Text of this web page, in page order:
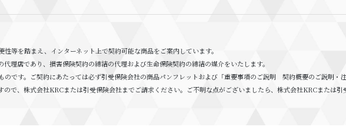
等を踏まえ、インターネット上で契約可能な商品をご案内しています。
理店であり、損害保険契約の締結の代理および生命保険契約の締結の媒介をいたします。
のです。ご契約にあたっては必ず引受保険会社の商品パンフレットおよび「重要事項のご説明 契約概要のご説明・
ので、株式会社KRCまたは引受保険会社までご請求ください。ご不明な点がございましたら、株式会社KRCまたは